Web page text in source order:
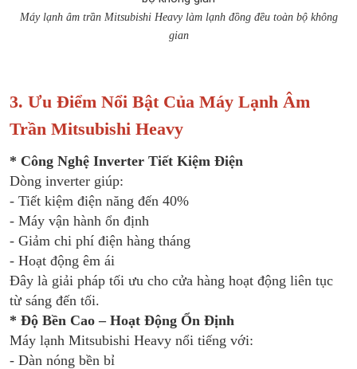
Máy lạnh âm trần Mitsubishi Heavy làm lạnh đồng đều toàn bộ không
gian
3. Ưu Điểm Nổi Bật Của Máy Lạnh Âm
Trần Mitsubishi Heavy
* Công Nghệ Inverter Tiết Kiệm Điện
Dòng inverter giúp:
- Tiết kiệm điện năng đến 40%
- Máy vận hành ổn định
- Giảm chi phí điện hàng tháng
- Hoạt động êm ái
Đây là giải pháp tối ưu cho cửa hàng hoạt động liên tục
từ sáng đến tối.
* Độ Bền Cao – Hoạt Động Ổn Định
Máy lạnh Mitsubishi Heavy nổi tiếng với:
- Dàn nóng bền bỉ